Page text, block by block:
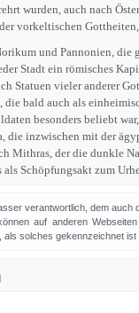
wurden, auch nach
vorkeltischen
und Pannonien, die
Stadt ein römisches
Statuen vieler anderer
die bald auch als
besonders beliebt
die inzwischen mit der
Mithras, der die dunkle
Schöpfungsakt zum
verantwortlich, dem
auf anderen
solches gekennzeichnet ist